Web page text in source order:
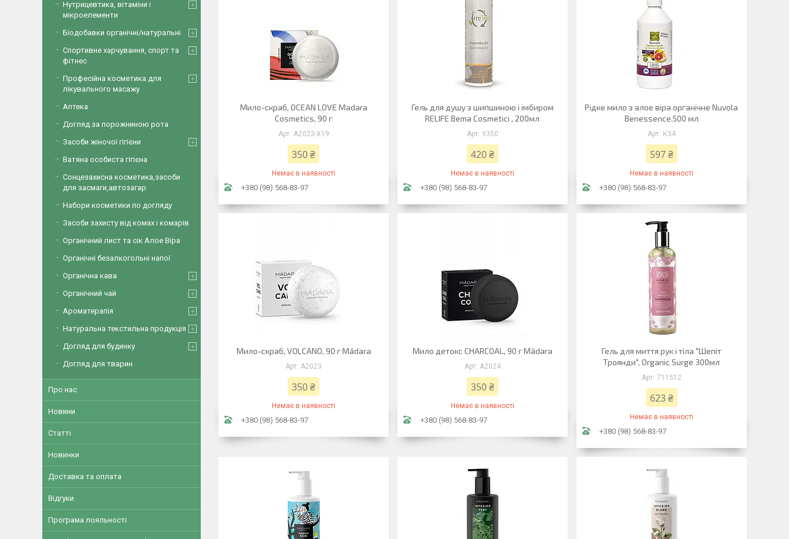
Мило-скраб, OCEAN LOVE Madara
Cosmetics, 90 г
А2023-Х19
350 ₴
Немає в наявності
+380 (98) 568-83-97
Гель для душу з шипшиною і імбиром
RELIFE Bema Cosmetici , 200мл
9350
420 ₴
Немає в наявності
+380 (98) 568-83-97
Рідке мило з алое віра органічне Nuvola
Benessence.500 мл
К34
597 ₴
Немає в наявності
+380 (98) 568-83-97
Мило-скраб, VOLCANO, 90 г Mádara
А2023
350 ₴
Немає в наявності
+380 (98) 568-83-97
Мило детокс CHARCOAL, 90 г Mádara
А2024
350 ₴
Немає в наявності
+380 (98) 568-83-97
Гель для миття рук і тіла "Шепіт
Троянди", Organic Surge 300мл
711512
623 ₴
Немає в наявності
+380 (98) 568-83-97
Нутрицевтика, вітаміни і
мікроелементи
Біодобавки органічні/натуральні
Спортивне харчування, спорт та
фітнес
Професійна косметика для
лікувального масажу
Аптека
Догляд за порожниною рота
Засоби жіночої гігієни
Ватяна особиста гігієна
Сонцезахисна косметика,засоби
для засмаги,автозагар
Набори косметики по догляду
Засоби захисту від комах і комарів
Органічний лист та сік Алое Віра
Органічні безалкогольні напої
Органічна кава
Органічний чай
Ароматерапія
Натуральна текстильна продукція
Догляд для будинку
Догляд для тварин
Про нас
Новини
Статті
Новинки
Доставка та оплата
Відгуки
Програма лояльності